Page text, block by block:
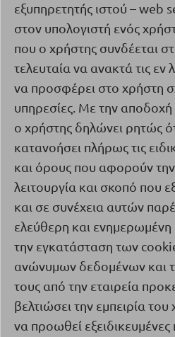
εξυπηρετητής ιστού –web
στον υπολογιστή ενός
που ο χρήστης συνδέεται
τελευταία να ανακτά τις
να προσφέρει στο χρήστη
υπηρεσίες. Με την
ο χρήστης δηλώνει ρητώς
κατανοήσει πλήρως τις
και όρους που αφορούν
λειτουργία και σκοπό που
και σε συνέχεια αυτών
ελεύθερη και
την εγκατάσταση των
ανώνυμων δεδομένων και
τους από την εταιρεία
βελτιώσει την εμπειρία
να προωθεί